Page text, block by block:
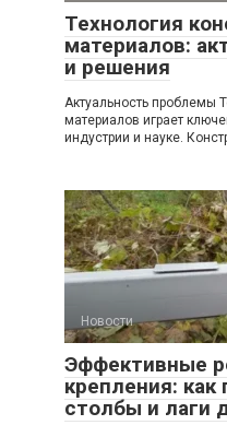
Технология
материалов:
и решения
Актуальность проблемы
материалов играет
индустрии и науке.
Новости
Эффективные
крепления: как
столбы и лаги